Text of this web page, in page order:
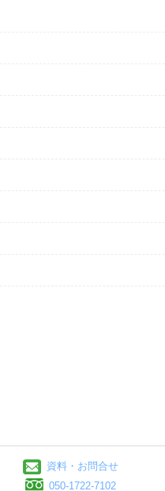
資料・お問合せ
050-1722-7102